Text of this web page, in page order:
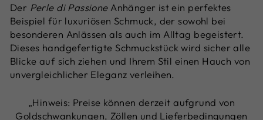
Der Perle di PassioneAnhänger ist ein perfektes
Beispiel für luxuriösen Schmuck, der sowohl bei
besonderen Anlässen als auch im Alltag begeistert.
Dieses handgefertigte Schmuckstück wird sicher alle
Blicke auf sich ziehen und Ihrem Stil einen Hauch von
unvergleichlicher Eleganz verleihen.
„Hinweis: Preise können derzeit aufgrund von
Goldschwankungen, Zöllen und Lieferbedingungen